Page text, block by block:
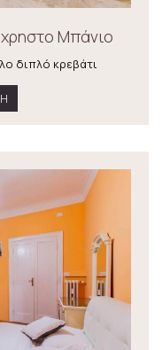
Μπάνιο
διπλό κρεβάτι